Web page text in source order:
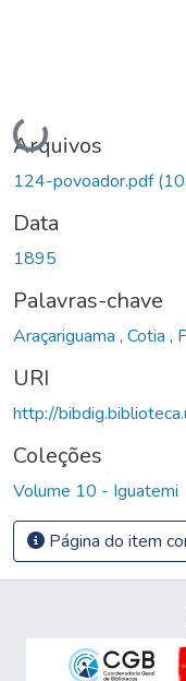
Carregando...
Arquivos
124-povoador.pdf
Data
1895
Palavras-chave
Araçariguama , Cotia ,
URI
http://
Coleções
Volume 10 - Iguatemi
Página do item